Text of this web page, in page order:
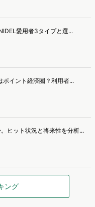
愛用者3タイプと選...
イント経済圏？利用者...
ヒット状況と将来性を分析...
ング